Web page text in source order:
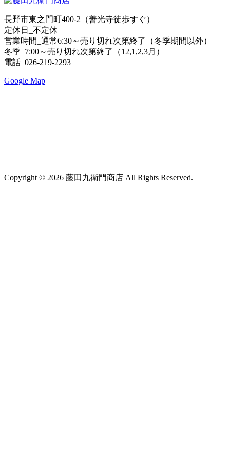
長野市東之門町400-2（善光寺徒歩すぐ）
定休日_不定休
営業時間_通常6:30～売り切れ次第終了（冬季期間以外）
冬季_7:00～売り切れ次第終了（12,1,2,3月）
電話_026-219-2293
Google Map
Copyright © 2026 藤田九衛門商店 All Rights Reserved.